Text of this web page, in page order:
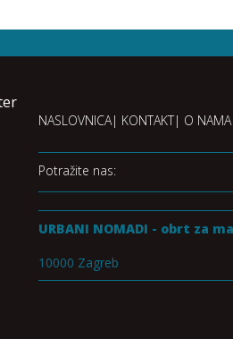
NASLOVNICA KONTAKT O NAMA
Potražite nas:
URBANI NOMADI - obrt za
10000 Zagreb